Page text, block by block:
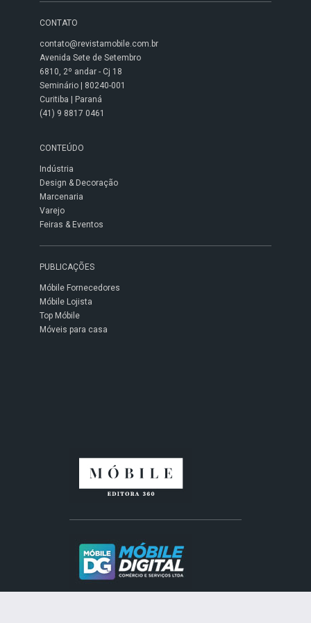
CONTATO
contato@revistamobile.com.br
Avenida Sete de Setembro
6810, 2º andar - Cj 18
Seminário | 80240-001
Curitiba | Paraná
(41) 9 8817 0461
CONTEÚDO
Indústria
Design & Decoração
Marcenaria
Varejo
Feiras & Eventos
PUBLICAÇÕES
Móbile Fornecedores
Móbile Lojista
Top Móbile
Móveis para casa